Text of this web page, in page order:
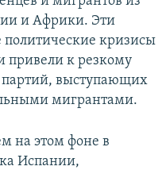
и Африки. Эти
политические кризисы
привели к резкому
партий, выступающих
мигрантами.
на этом фоне в
Испании,